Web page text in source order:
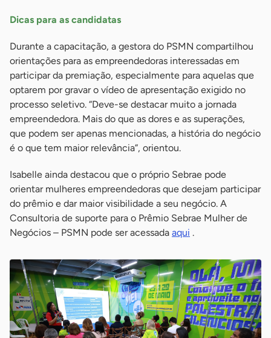
Dicas para as candidatas
Durante a capacitação, a gestora do PSMN compartilhou
orientações para as empreendedoras interessadas em
participar da premiação, especialmente para aquelas que
optarem por gravar o vídeo de apresentação exigido no
processo seletivo. “Deve-se destacar muito a jornada
empreendedora. Mais do que as dores e as superações,
que podem ser apenas mencionadas, a história do negócio
é o que tem maior relevância”, orientou.
Isabelle ainda destacou que o próprio Sebrae pode
orientar mulheres empreendedoras que desejam participar
do prêmio e dar maior visibilidade a seu negócio. A
Consultoria de suporte para o Prêmio Sebrae Mulher de
Negócios – PSMN pode ser acessada aqui .